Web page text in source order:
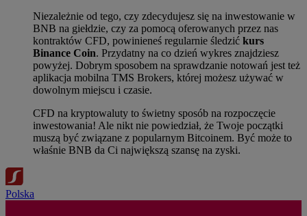
Niezależnie od tego, czy zdecydujesz się na inwestowanie w
BNB na giełdzie, czy za pomocą oferowanych przez nas
kontraktów CFD, powinieneś regularnie śledzić kurs
Binance Coin. Przydatny na co dzień wykres znajdziesz
powyżej. Dobrym sposobem na sprawdzanie notowań jest też
aplikacja mobilna TMS Brokers, której możesz używać w
dowolnym miejscu i czasie.
CFD na kryptowaluty to świetny sposób na rozpoczęcie
inwestowania! Ale nikt nie powiedział, że Twoje początki
muszą być związane z popularnym Bitcoinem. Być może to
właśnie BNB da Ci największą szansę na zyski.
Polska